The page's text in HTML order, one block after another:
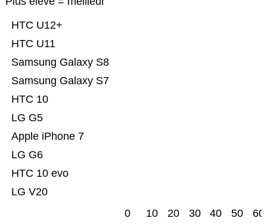
LG V20
HTC 10 evo
LG G6
Apple iPhone 7
LG G5
HTC 10
Samsung Galaxy S7
Samsung Galaxy S8
HTC U11
HTC U12+
0 10 20 30 40 50 60